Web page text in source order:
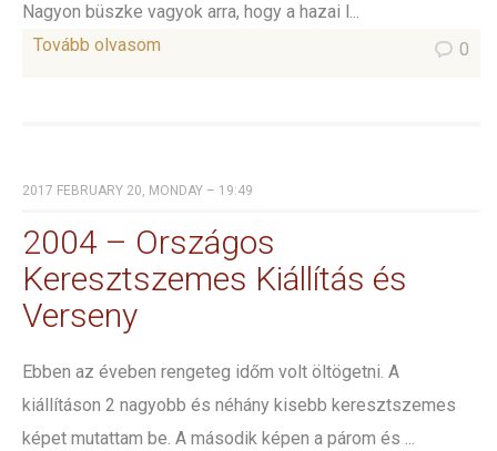
Nagyon büszke vagyok arra, hogy a hazai l...
Tovább olvasom
0
2017 FEBRUARY 20, MONDAY – 19:49
2004 – Országos
Keresztszemes Kiállítás és
Verseny
Ebben az éveben rengeteg időm volt öltögetni. A
kiállításon 2 nagyobb és néhány kisebb keresztszemes
képet mutattam be. A második képen a párom és ...